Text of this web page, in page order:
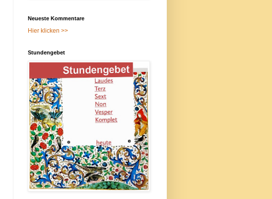
Neueste Kommentare
Hier klicken >>
Stundengebet